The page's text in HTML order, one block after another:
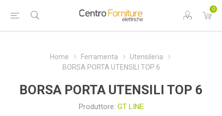
0
Home Ferramenta
Utensileria
BORSA PORTA UTENSILI TOP 6
BORSA PORTA UTENSILI TOP 6
Produttore: GT LINE